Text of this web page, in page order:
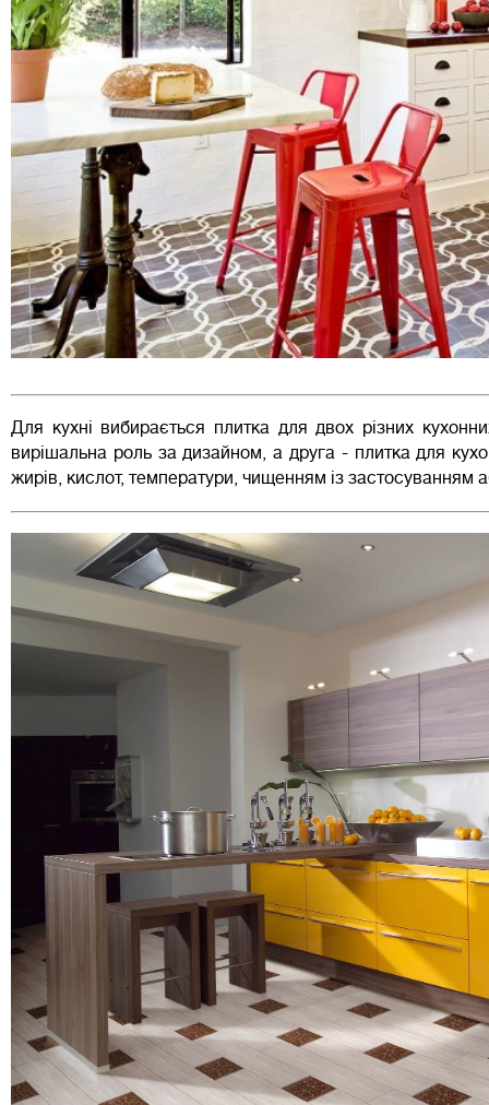
Для кухні вибирається плитка для двох різних
вирішальна роль за дизайном, а друга - плитка для
жирів, кислот, температури, чищенням із застосуванням